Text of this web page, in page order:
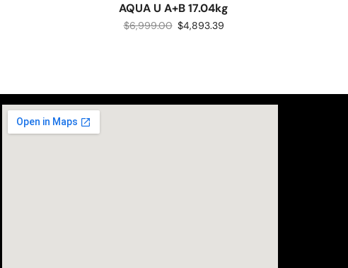
AQUA U A+B 17.04kg
$6,999.00 $4,893.39